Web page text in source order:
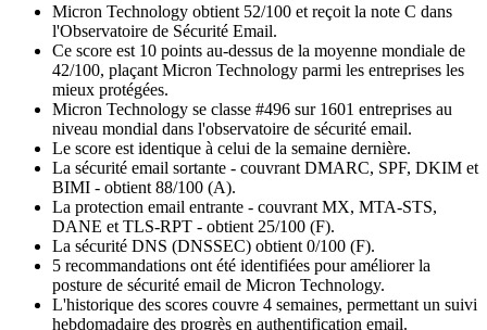
Micron Technology obtient 52/100 et reçoit la note C dans
l'Observatoire de Sécurité Email.
Ce score est 10 points au-dessus de la moyenne mondiale de
42/100, plaçant Micron Technology parmi les entreprises les
mieux protégées.
Micron Technology se classe #496 sur 1601 entreprises au
niveau mondial dans l'observatoire de sécurité email.
Le score est identique à celui de la semaine dernière.
La sécurité email sortante - couvrant DMARC, SPF, DKIM et
BIMI - obtient 88/100 (A).
La protection email entrante - couvrant MX, MTA-STS,
DANE et TLS-RPT - obtient 25/100 (F).
La sécurité DNS (DNSSEC) obtient 0/100 (F).
5 recommandations ont été identifiées pour améliorer la
posture de sécurité email de Micron Technology.
L'historique des scores couvre 4 semaines, permettant un suivi
hebdomadaire des progrès en authentification email.